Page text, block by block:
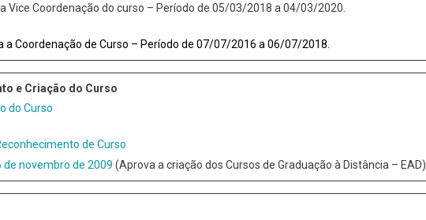
Vice Coordenação do curso – Período de 05/03/2018 a 04/03/2020.
a Coordenação de Curso – Período de 07/07/2016 a 06/07/2018.
e Criação do Curso
do Curso
de Curso
de novembro de 2009 (Aprova a criação dos Cursos de Graduação à Distância – EAD)